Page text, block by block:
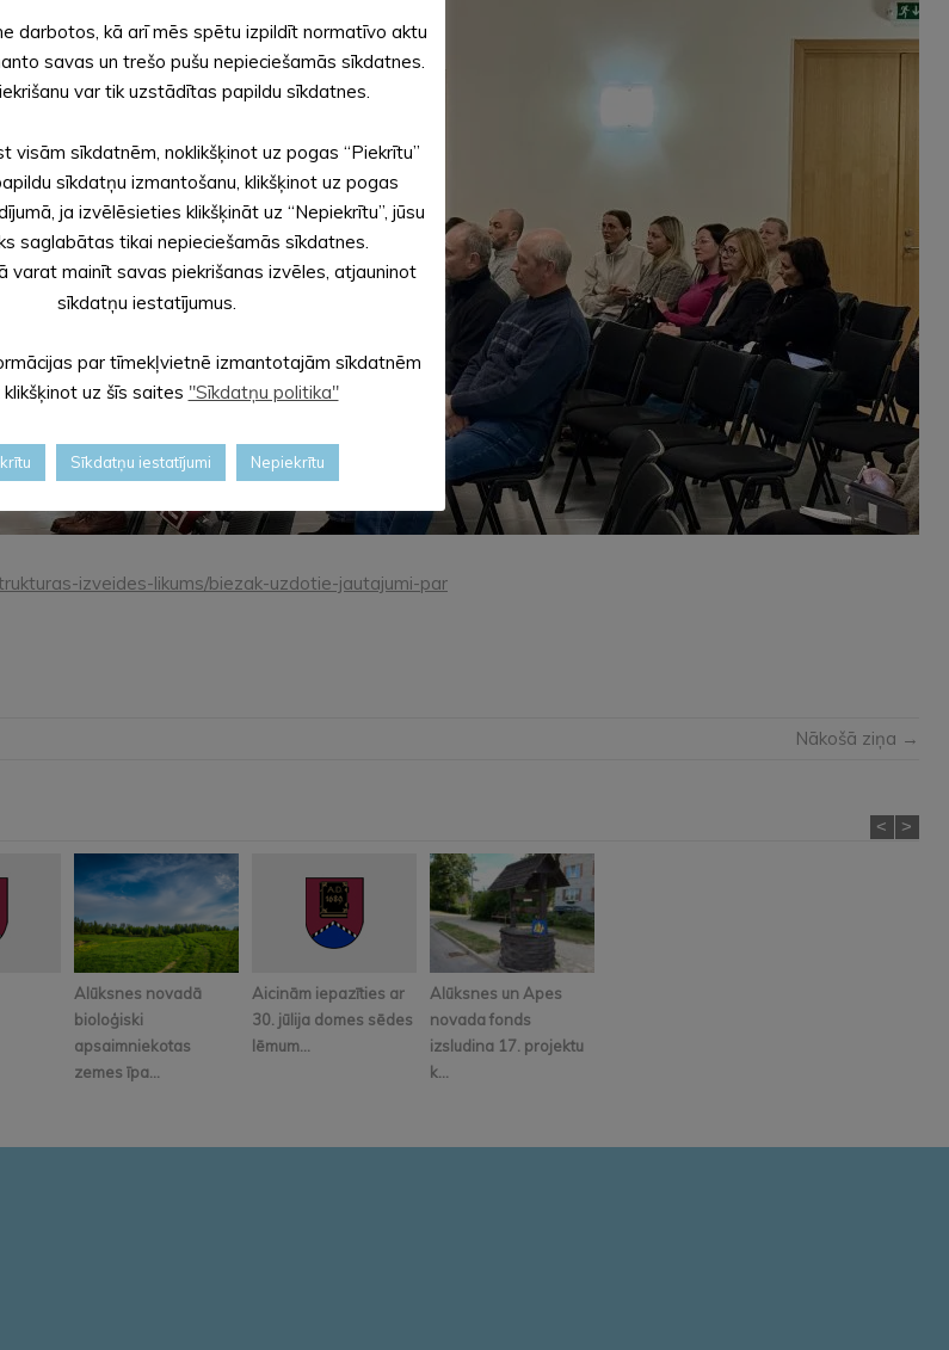
izveides-likums/biezak-uzdotie-jautajumi-par
Nākošā ziņa →
Alūksnes novadā
bioloģiski
apsaimniekotas
zemes īpa...
Aicinām iepazīties ar
30. jūlija domes sēdes
lēmum...
Alūksnes un Apes
novada fonds
izsludina 17. projektu
k...
< >
darbotos, kā arī mēs spētu izpildīt normatīvo aktu
savas un trešo pušu nepieciešamās sīkdatnes.
var tik uzstādītas papildu sīkdatnes.
visām sīkdatnēm, noklikšķinot uz pogas “Piekrītu”
sīkdatņu izmantošanu, klikšķinot uz pogas
ja izvēlēsieties klikšķināt uz “Nepiekrītu”, jūsu
saglabātas tikai nepieciešamās sīkdatnes.
varat mainīt savas piekrišanas izvēles, atjauninot
sīkdatņu iestatījumus.
par tīmekļvietnē izmantotajām sīkdatnēm
uz šīs saites "Sīkdatņu politika"
Sīkdatņu iestatījumi Nepiekrītu